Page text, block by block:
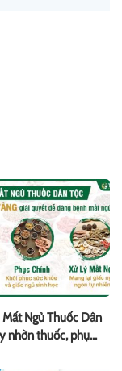
Ngủ Thuốc Dân
nhờn thuốc, phụ